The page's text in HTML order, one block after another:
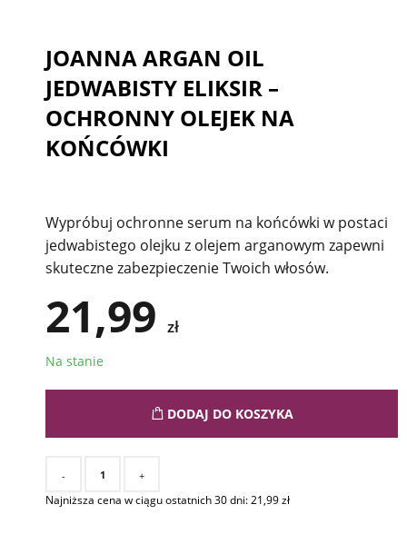
JOANNA ARGAN OIL
JEDWABISTY ELIKSIR –
OCHRONNY OLEJEK NA
KOŃCÓWKI
Wypróbuj ochronne serum na końcówki w postaci
jedwabistego olejku z olejem arganowym zapewni
skuteczne zabezpieczenie Twoich włosów.
21,99 zł
Na stanie
DODAJ DO KOSZYKA
- +
Najniższa cena w ciągu ostatnich 30 dni:21,99zł